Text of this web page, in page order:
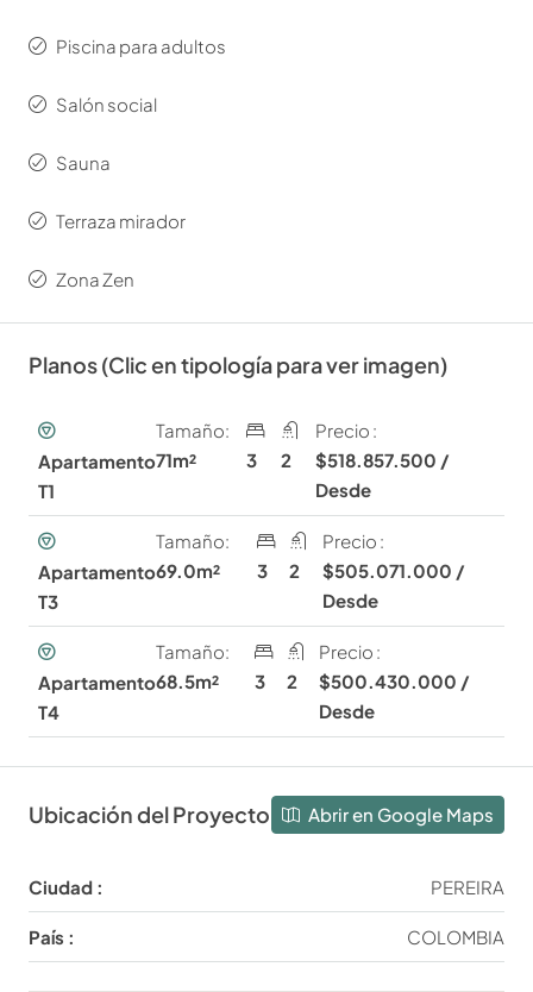
Piscina para adultos
Salón social
Sauna
Terraza mirador
Zona Zen
Planos (Clic en tipología para ver imagen)
Apartamento
T1
Tamaño:
71m²
3 2
Precio :
$518.857.500 /
Desde
Apartamento
T3
Tamaño:
69.0m²
3 2
Precio :
$505.071.000 /
Desde
Apartamento
T4
Tamaño:
68.5m²
3 2
Precio :
$500.430.000 /
Desde
Ubicación del Proyecto Abrir en Google Maps
Ciudad : PEREIRA
País : COLOMBIA